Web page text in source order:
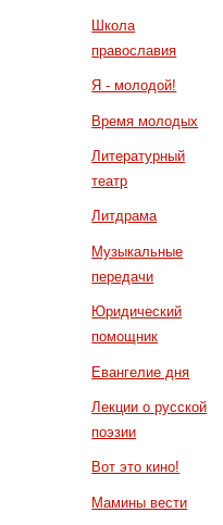
Школа
православия
Я - молодой!
Время молодых
Литературный
театр
Литдрама
Музыкальные
передачи
Юридический
помощник
Евангелие дня
Лекции о русской
поэзии
Вот это кино!
Мамины вести